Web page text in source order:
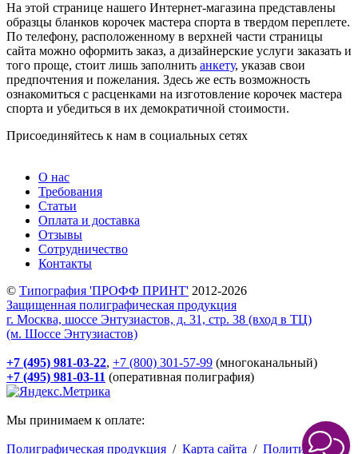
На этой странице нашего Интернет-магазина представлены
образцы бланков корочек мастера спорта в твердом переплете.
По телефону, расположенному в верхней части страницы
сайта можно оформить заказ, а дизайнерские услуги заказать и
того проще, стоит лишь заполнить анкету, указав свои
предпочтения и пожелания. Здесь же есть возможность
ознакомиться с расценками на изготовление корочек мастера
спорта и убедиться в их демократичной стоимости.
Присоединяйтесь к нам в социальных сетях
О нас
Требования
Статьи
Оплата и доставка
Отзывы
Сотрудничество
Контакты
© Типография 'ПРОФФ ПРИНТ' 2012-2026
Защищенная полиграфическая продукция
г. Москва, шоссе Энтузиастов, д. 31, стр. 38 (вход в ТЦ)
(м. Шоссе Энтузиастов)
+7 (495) 981-03-22, +7 (800) 301-57-99 (многоканальный)
+7 (495) 981-03-11 (оперативная полиграфия)
Мы принимаем к оплате:
Полиграфическая продукция / Карта сайта / Политика